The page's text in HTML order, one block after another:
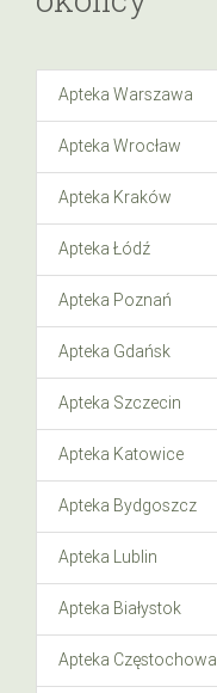
Apteka Warszawa
Apteka Wrocław
Apteka Kraków
Apteka Łódź
Apteka Poznań
Apteka Gdańsk
Apteka Szczecin
Apteka Katowice
Apteka Bydgoszcz
Apteka Lublin
Apteka Białystok
Apteka Częstochowa